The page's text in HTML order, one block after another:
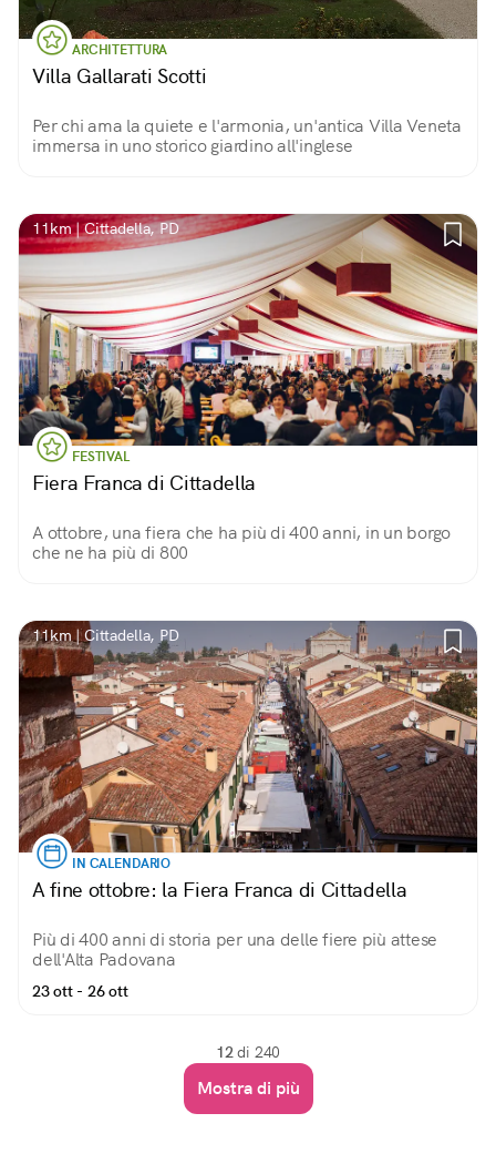
ARCHITETTURA
Villa Gallarati Scotti
Per chi ama la quiete e l'armonia, un'antica Villa Veneta
immersa in uno storico giardino all'inglese
11km | Cittadella, PD
FESTIVAL
Fiera Franca di Cittadella
A ottobre, una fiera che ha più di 400 anni, in un borgo
che ne ha più di 800
11km | Cittadella, PD
IN CALENDARIO
A fine ottobre: la Fiera Franca di Cittadella
Più di 400 anni di storia per una delle fiere più attese
dell'Alta Padovana
23 ott - 26 ott
12di 240
Mostra di più